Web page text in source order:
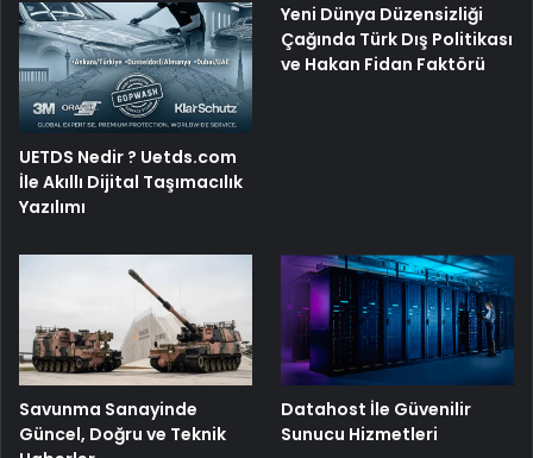
UETDS Nedir ? Uetds.com
İle Akıllı Dijital Taşımacılık
Yazılımı
Yeni Dünya Düzensizliği
Çağında Türk Dış Politikası
ve Hakan Fidan Faktörü
Savunma Sanayinde
Güncel, Doğru ve Teknik
Datahost İle Güvenilir
Sunucu Hizmetleri